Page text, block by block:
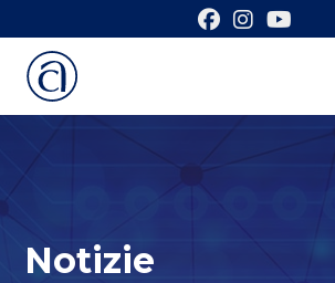
Notizie